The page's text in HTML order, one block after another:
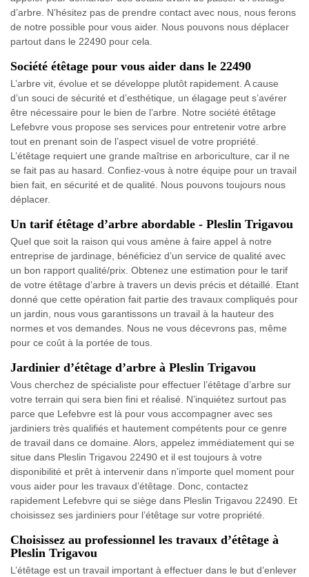
d’arbre. N’hésitez pas de prendre contact avec nous, nous ferons
de notre possible pour vous aider. Nous pouvons nous déplacer
partout dans le 22490 pour cela.
Société étêtage pour vous aider dans le 22490
L’arbre vit, évolue et se développe plutôt rapidement. A cause
d’un souci de sécurité et d’esthétique, un élagage peut s’avérer
être nécessaire pour le bien de l’arbre. Notre société étêtage
Lefebvre vous propose ses services pour entretenir votre arbre
tout en prenant soin de l’aspect visuel de votre propriété.
L’étêtage requiert une grande maîtrise en arboriculture, car il ne
se fait pas au hasard. Confiez-vous à notre équipe pour un travail
bien fait, en sécurité et de qualité. Nous pouvons toujours nous
déplacer.
Un tarif étêtage d’arbre abordable - Pleslin Trigavou
Quel que soit la raison qui vous amène à faire appel à notre
entreprise de jardinage, bénéficiez d’un service de qualité avec
un bon rapport qualité/prix. Obtenez une estimation pour le tarif
de votre étêtage d’arbre à travers un devis précis et détaillé. Etant
donné que cette opération fait partie des travaux compliqués pour
un jardin, nous vous garantissons un travail à la hauteur des
normes et vos demandes. Nous ne vous décevrons pas, même
pour ce coût à la portée de tous.
Jardinier d’étêtage d’arbre à Pleslin Trigavou
Vous cherchez de spécialiste pour effectuer l’étêtage d’arbre sur
votre terrain qui sera bien fini et réalisé. N’inquiétez surtout pas
parce que Lefebvre est là pour vous accompagner avec ses
jardiniers très qualifiés et hautement compétents pour ce genre
de travail dans ce domaine. Alors, appelez immédiatement qui se
situe dans Pleslin Trigavou 22490 et il est toujours à votre
disponibilité et prêt à intervenir dans n’importe quel moment pour
vous aider pour les travaux d’étêtage. Donc, contactez
rapidement Lefebvre qui se siège dans Pleslin Trigavou 22490. Et
choisissez ses jardiniers pour l’étêtage sur votre propriété.
Choisissez au professionnel les travaux d’étêtage à
Pleslin Trigavou
L’étêtage est un travail important à effectuer dans le but d’enlever